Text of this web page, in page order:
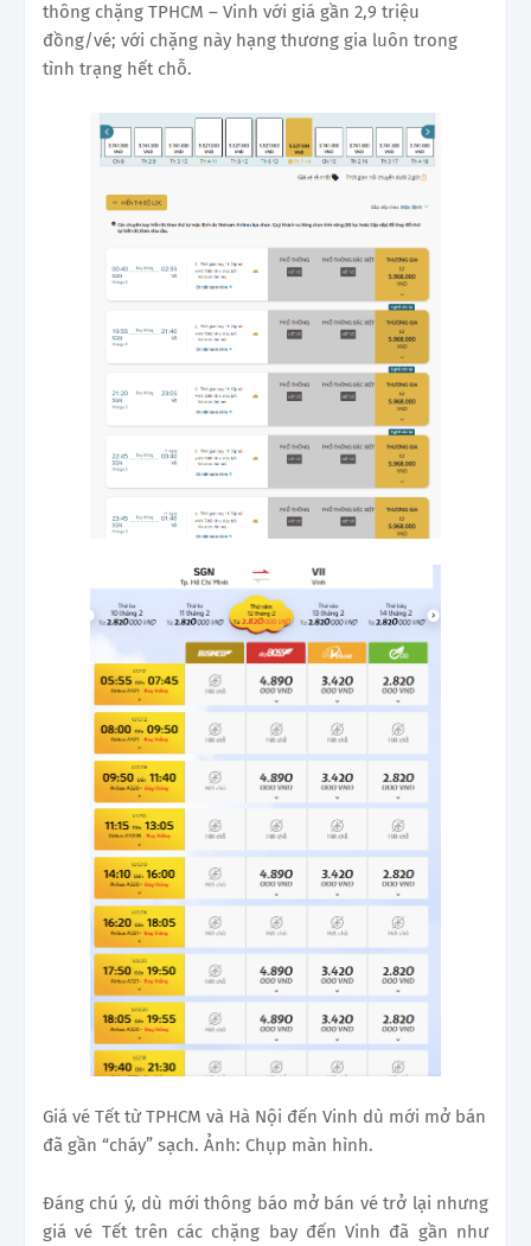
thông chặng TPHCM – Vinh với giá gần 2,9 triệu
đồng/vé; với chặng này hạng thương gia luôn trong
tình trạng hết chỗ.
Giá vé Tết từ TPHCM và Hà Nội đến Vinh dù mới mở bán
đã gần “cháy” sạch. Ảnh: Chụp màn hình.
Đáng chú ý, dù mới thông báo mở bán vé trở lại nhưng
giá vé Tết trên các chặng bay đến Vinh đã gần như